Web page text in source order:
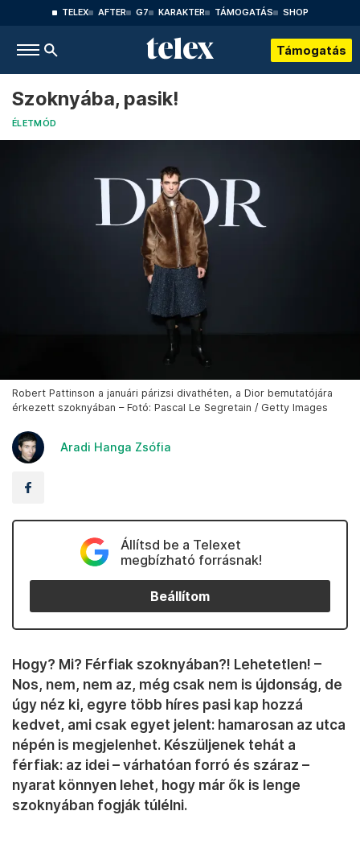
TELEX AFTER G7 KARAKTER TÁMOGATÁS SHOP
Támogatás
Szoknyába, pasik!
ÉLETMÓD
Robert Pattinson a januári párizsi divathéten, a Dior bemutatójára
érkezett szoknyában – Fotó: Pascal Le Segretain / Getty Images
Aradi Hanga Zsófia
Állítsd be a Telexet
megbízható forrásnak!
Beállítom
Hogy? Mi? Férfiak szoknyában?! Lehetetlen! –
Nos, nem, nem az, még csak nem is újdonság, de
úgy néz ki, egyre több híres pasi kap hozzá
kedvet, ami csak egyet jelent: hamarosan az utca
népén is megjelenhet. Készüljenek tehát a
férfiak: az idei – várhatóan forró és száraz –
nyarat könnyen lehet, hogy már ők is lenge
szoknyában fogják túlélni.